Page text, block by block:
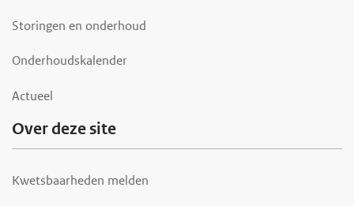
Storingen en onderhoud
Onderhoudskalender
Actueel
Over deze site
Kwetsbaarheden melden